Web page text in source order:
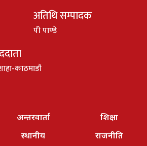
अतिथि सम्पादक
पी पाण्डे
काठमाडौ
अन्तरवार्ता
स्थानीय
शिक्षा
राजनीति